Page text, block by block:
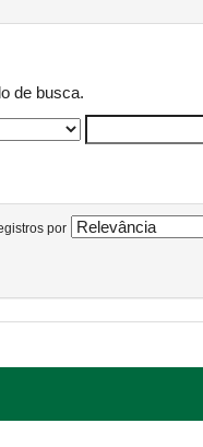
de busca.
por